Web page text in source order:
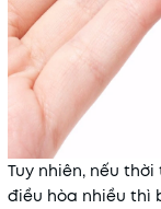
Tuy nhiên, nếu
điều hòa nhiều thì